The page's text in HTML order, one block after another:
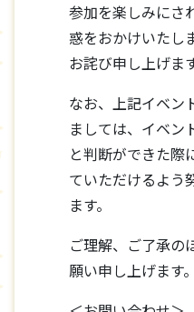
参加を楽しみにさ
惑をおかけいたし
お詫び申し上げます
なお、上記イベン
ましては、イベン
と判断ができた際
ていただけるよう
ます。
ご理解、ご了承の
願い申し上げます。